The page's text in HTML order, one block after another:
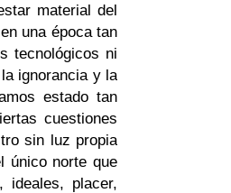
material del
una época tan
tecnológicos ni
ignorancia y la
estado tan
cuestiones
sin luz propia
único norte que
placer,